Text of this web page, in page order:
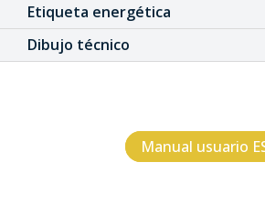
Etiqueta energética
Dibujo técnico
Manual usuario